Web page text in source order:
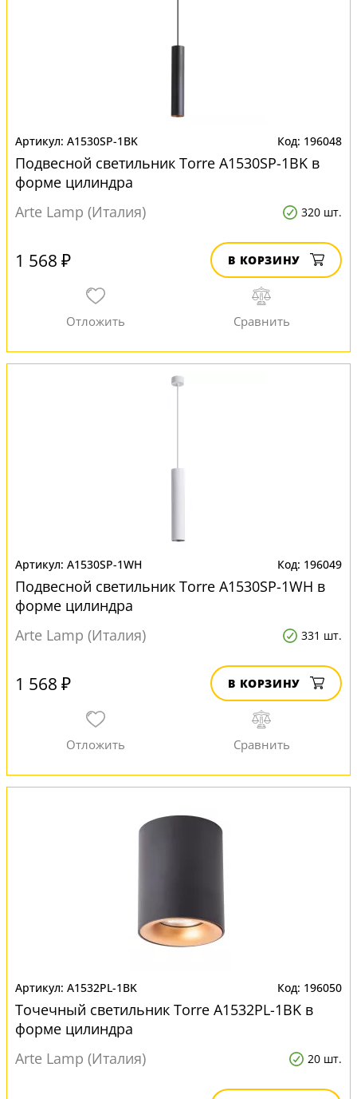
A1530SP-1BK 196048
Подвесной светильник Torre A1530SP-1BK в
форме цилиндра
Arte Lamp (Италия)
320 шт.
1 568 ₽ В КОРЗИНУ
A1530SP-1WH 196049
Подвесной светильник Torre A1530SP-1WH в
форме цилиндра
Arte Lamp (Италия)
331 шт.
1 568 ₽ В КОРЗИНУ
A1532PL-1BK 196050
Точечный светильник Torre A1532PL-1BK в
форме цилиндра
Arte Lamp (Италия)
20 шт.